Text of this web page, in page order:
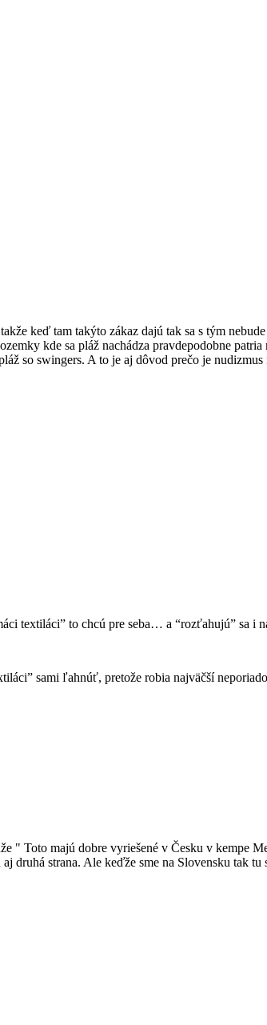
keď tam takýto zákaz dajú tak sa s tým
kde sa pláž nachádza pravdepodobne
so swingers. A to je aj dôvod prečo je
textiláci” to chcú pre seba… a “rozťahujú” sa
sami ľahnúť, pretože robia najväčší
" Toto majú dobre vyriešené v Česku v kempe
druhá strana. Ale keďže sme na Slovensku tak